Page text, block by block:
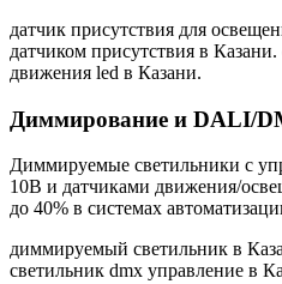
датчик присутствия для
датчиком присутствия в
движения led в Казани.
Диммирование и DALI/
Диммируемые светильники с
10В и датчиками движения/
до 40% в системах
диммируемый светильник в
светильник dmx управление в